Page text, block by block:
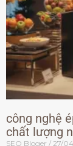
công nghệ
chất lượng
SEO Bloger 27/